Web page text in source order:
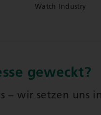
Watch Industry
geweckt?
– wir setzen uns